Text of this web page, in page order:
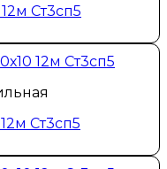
Ст3сп5
Ст3сп5